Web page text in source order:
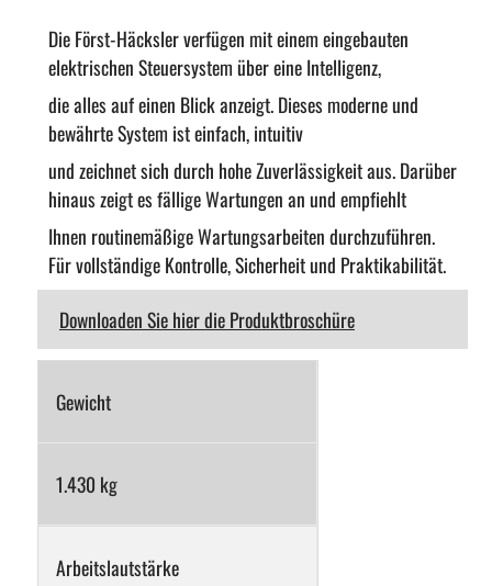
Die Först-Häcksler verfügen mit einem eingebauten
elektrischen Steuersystem über eine Intelligenz,
die alles auf einen Blick anzeigt. Dieses moderne und
bewährte System ist einfach, intuitiv
und zeichnet sich durch hohe Zuverlässigkeit aus. Darüber
hinaus zeigt es fällige Wartungen an und empfiehlt
Ihnen routinemäßige Wartungsarbeiten durchzuführen.
Für vollständige Kontrolle, Sicherheit und Praktikabilität.
Downloaden Sie hier die Produktbroschüre
Gewicht
1.430 kg
Arbeitslautstärke